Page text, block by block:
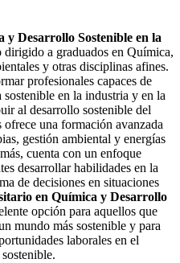
Desarrollo Sostenible en la
dirigido a graduados en Química,
y otras disciplinas afines.
profesionales capaces de
en la industria y en la
al desarrollo sostenible del
ofrece una formación avanzada
gestión ambiental y energías
cuenta con un enfoque
desarrollar habilidades en la
de decisiones en situaciones
en Química y Desarrollo
opción para aquellos que
mundo más sostenible y para
laborales en el